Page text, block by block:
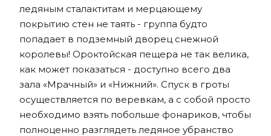
ледяным сталактитам и мерцающему
покрытию стен не таять - группа будто
попадает в подземный дворец снежной
королевы! Ороктойская пещера не так велика,
как может показаться - доступно всего два
зала «Мрачный» и «Нижний». Спуск в гроты
осуществляется по веревкам, а с собой просто
необходимо взять побольше фонариков, чтобы
полноценно разглядеть ледяное убранство